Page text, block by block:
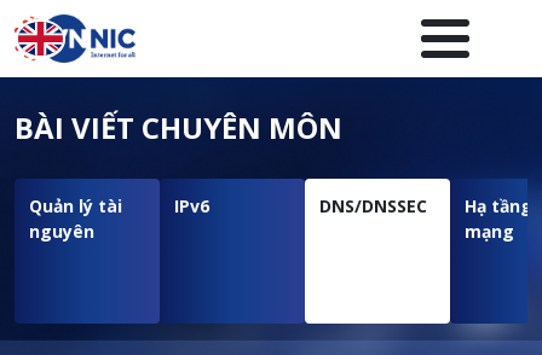
Nhảy đến nội dung
Menuheader của website
BÀI VIẾT CHUYÊN MÔN
Quản lý tài
nguyên
IPv6 DNS/DNSSEC
Hạ tầng
mạng